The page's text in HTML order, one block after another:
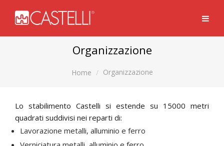
Organizzazione
Home Organizzazione
Lo stabilimento Castelli si estende su 15000 metri
quadrati suddivisi nei reparti di:
Lavorazione metalli, alluminio e ferro